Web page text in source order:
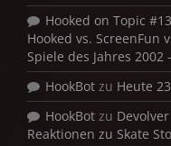
Hooked on Topic
Hooked vs. ScreenFun
Spiele des Jahres 2002
HookBot zu Heute
HookBot zu
Reaktionen zu Skate